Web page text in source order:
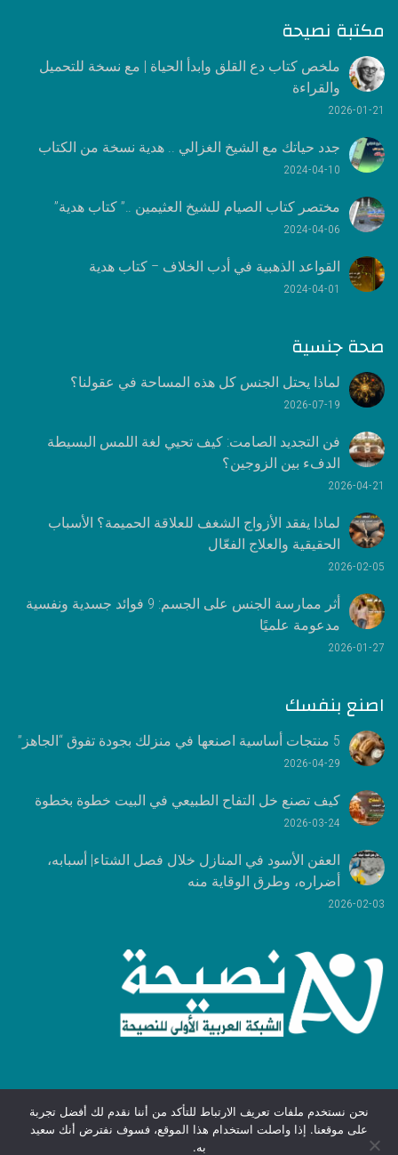
مكتبة نصيحة
ملخص كتاب دع القلق وابدأ الحياة | مع نسخة للتحميل
والقراءة
2026-01-21
جدد حياتك مع الشيخ الغزالي .. هدية نسخة من الكتاب
2024-04-10
مختصر كتاب الصيام للشيخ العثيمين ..” كتاب هدية”
2024-04-06
القواعد الذهبية في أدب الخلاف – كتاب هدية
2024-04-01
صحة جنسية
لماذا يحتل الجنس كل هذه المساحة في عقولنا؟
2026-07-19
فن التجديد الصامت: كيف تحيي لغة اللمس البسيطة
الدفء بين الزوجين؟
2026-04-21
لماذا يفقد الأزواج الشغف للعلاقة الحميمة؟ الأسباب
الحقيقية والعلاج الفعّال
2026-02-05
أثر ممارسة الجنس على الجسم: 9 فوائد جسدية ونفسية
مدعومة علميًا
2026-01-27
اصنع بنفسك
5 منتجات أساسية اصنعها في منزلك بجودة تفوق “الجاهز”
2026-04-29
كيف تصنع خل التفاح الطبيعي في البيت خطوة بخطوة
2026-03-24
العفن الأسود في المنازل خلال فصل الشتاء| أسبابه،
أضراره، وطرق الوقاية منه
2026-02-03
الخصوصية |الشروط والقوانينجميع
نحن نستخدم ملفات تعريف الارتباط للتأكد من أننا نقدم لك أفضل تجربة
على موقعنا. إذا واصلت استخدام هذا الموقع، فسوف نفترض أنك سعيد
به.